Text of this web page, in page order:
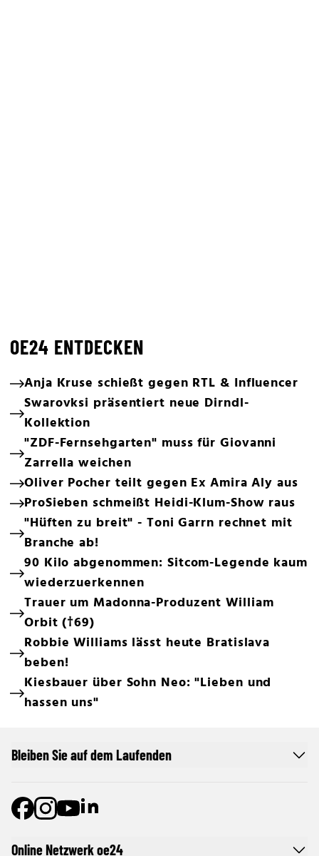
OE24 ENTDECKEN
Anja Kruse schießt gegen RTL & Influencer
Swarovksi präsentiert neue Dirndl-
Kollektion
"ZDF-Fernsehgarten" muss für Giovanni
Zarrella weichen
Oliver Pocher teilt gegen Ex Amira Aly aus
ProSieben schmeißt Heidi-Klum-Show raus
"Hüften zu breit" - Toni Garrn rechnet mit
Branche ab!
90 Kilo abgenommen: Sitcom-Legende kaum
wiederzuerkennen
Trauer um Madonna-Produzent William
Orbit (†69)
Robbie Williams lässt heute Bratislava
beben!
Kiesbauer über Sohn Neo: "Lieben und
hassen uns"
Online Netzwerk oe24
Bleiben Sie auf dem Laufenden